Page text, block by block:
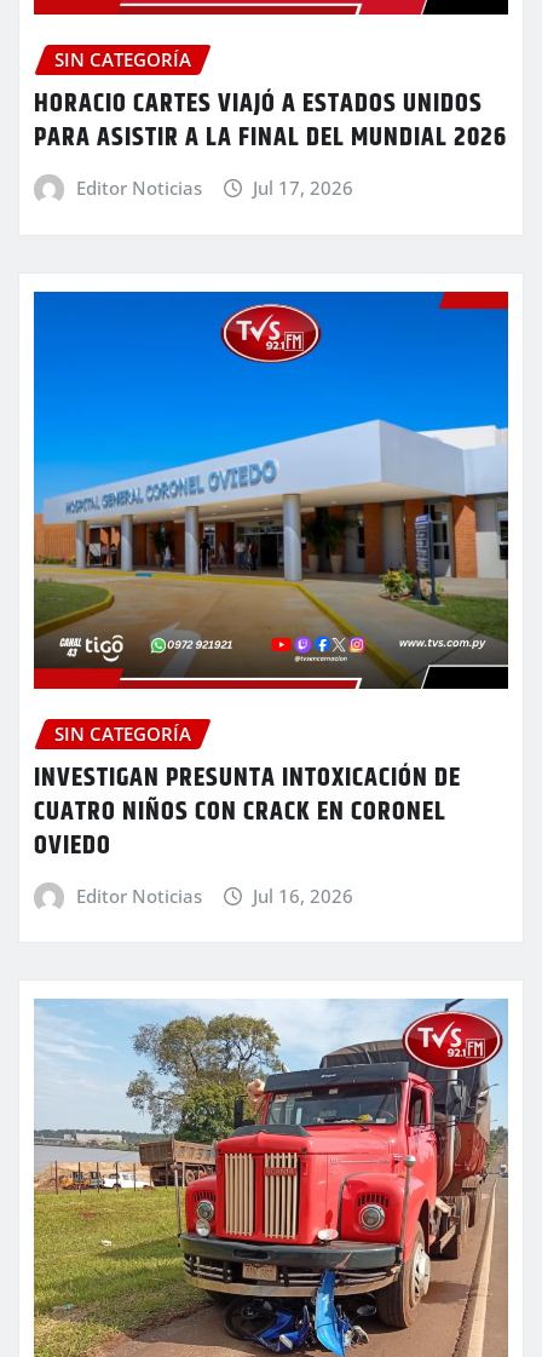
SIN CATEGORÍA
HORACIO CARTES VIAJÓ A ESTADOS UNIDOS
PARA ASISTIR A LA FINAL DEL MUNDIAL 2026
Editor Noticias Jul 17, 2026
SIN CATEGORÍA
INVESTIGAN PRESUNTA INTOXICACIÓN DE
CUATRO NIÑOS CON CRACK EN CORONEL
OVIEDO
Editor Noticias Jul 16, 2026